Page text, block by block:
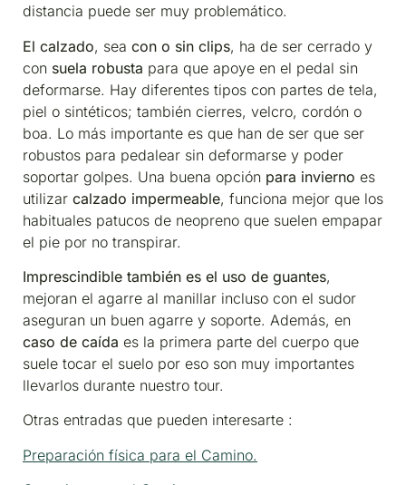
distancia puede ser muy problemático.
El calzado, sea con o sin clips, ha de ser cerrado y
con suela robusta para que apoye en el pedal sin
deformarse. Hay diferentes tipos con partes de tela,
piel o sintéticos; también cierres, velcro, cordón o
boa. Lo más importante es que han de ser que ser
robustos para pedalear sin deformarse y poder
soportar golpes. Una buena opción para invierno es
utilizar calzado impermeable, funciona mejor que los
habituales patucos de neopreno que suelen empapar
el pie por no transpirar.
Imprescindible también es el uso de guantes,
mejoran el agarre al manillar incluso con el sudor
aseguran un buen agarre y soporte. Además, en
caso de caída es la primera parte del cuerpo que
suele tocar el suelo por eso son muy importantes
llevarlos durante nuestro tour.
Otras entradas que pueden interesarte :
Preparación física para el Camino.